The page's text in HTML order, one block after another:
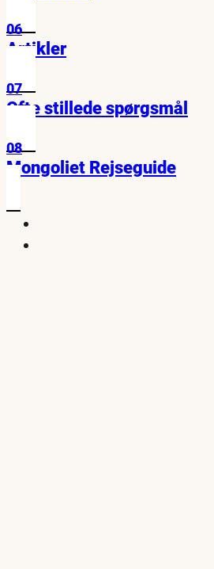
06
Artikler
07
Ofte stillede spørgsmål
08
Mongoliet Rejseguide